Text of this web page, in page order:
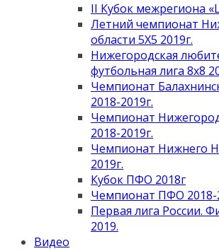
II Кубок межрегиона
Летний чемпионат
области 5Х5 2019г.
Нижегородская
футбольная лига 8х8
Чемпионат
2018-2019г.
Чемпионат
2018-2019г.
Чемпионат Нижнего
2019г.
Кубок ПФО 2018г
Чемпионат ПФО 2018-
Первая лига России.
2019.
Видео